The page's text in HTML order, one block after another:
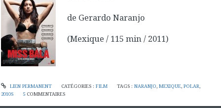
de Gerardo Naranjo
(Mexique / 115 min / 2011)
LIEN PERMANENT CATÉGORIES : FILM TAGS :NARANJO,MEXIQUE,POLAR,
2010S
5 COMMENTAIRES